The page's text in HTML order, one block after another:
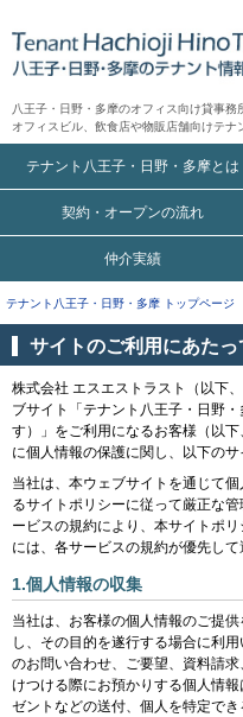
八王子・日野・多摩のオフィス向け貸事務
オフィスビル、飲食店や物販店舗向けテナ
テナント八王子・日野・多摩とは
契約・オープンの流れ
仲介実績
テナント八王子・日野・多摩 トップページ
サイトのご利用にあたっ
株式会社 エスエストラスト（以下
ブサイト「テナント八王子・日野
す）」をご利用になるお客様（以
に個人情報の保護に関し、以下の
当社は、本ウェブサイトを通じて
るサイトポリシーに従って厳正な
ービスの規約により、本サイトポ
には、各サービスの規約が優先して
1.個人情報の収集
当社は、お客様の個人情報のご提
し、その目的を遂行する場合に利
のお問い合わせ、ご要望、資料請
けつける際にお預かりする個人情
ゼントなどの送付、個人を特定で